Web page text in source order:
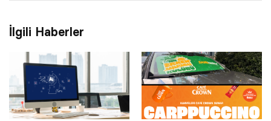
İlgili Haberler